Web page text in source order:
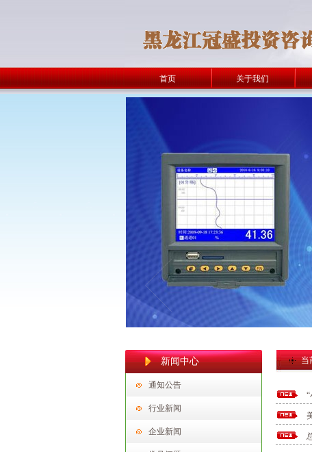
首页 关于我们
新闻中心
通知公告
行业新闻
企业新闻
当